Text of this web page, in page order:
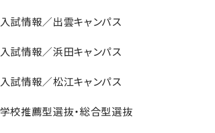
入試情報／出雲キャンパス
入試情報／浜田キャンパス
入試情報／松江キャンパス
学校推薦型選抜・総合型選抜